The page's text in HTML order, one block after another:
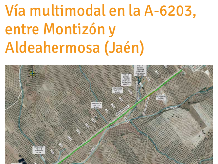
Vía multimodal en la A-6203,
entre Montizón y
Aldeahermosa (Jaén)